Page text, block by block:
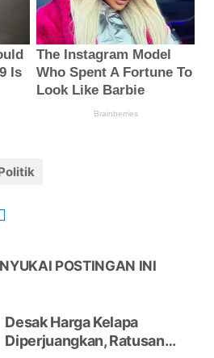
POSTINGAN INI
Desak Harga Kelapa
Diperjuangkan, Ratusan